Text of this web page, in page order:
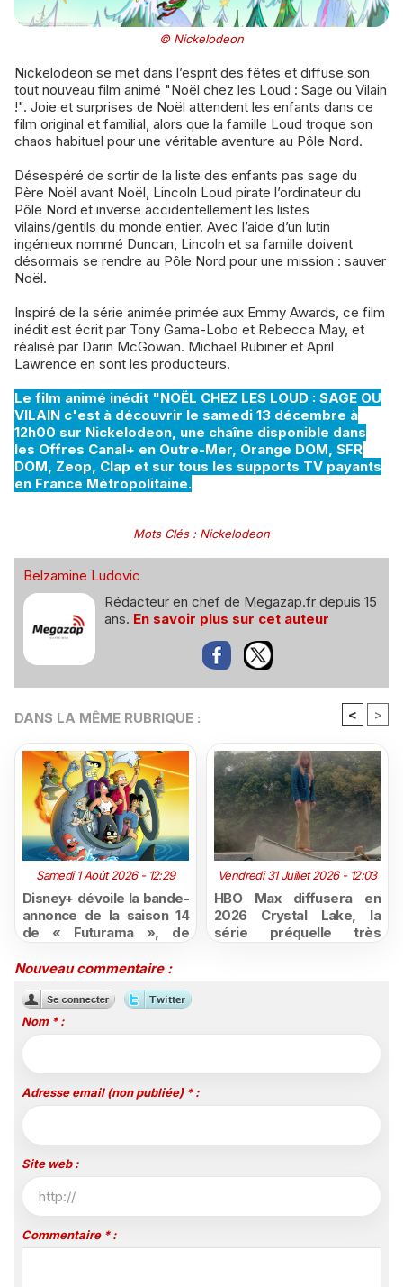
© Nickelodeon
Nickelodeon se met dans l’esprit des fêtes et diffuse son
tout nouveau film animé "Noël chez les Loud : Sage ou Vilain
!". Joie et surprises de Noël attendent les enfants dans ce
film original et familial, alors que la famille Loud troque son
chaos habituel pour une véritable aventure au Pôle Nord.
Désespéré de sortir de la liste des enfants pas sage du
Père Noël avant Noël, Lincoln Loud pirate l’ordinateur du
Pôle Nord et inverse accidentellement les listes
vilains/gentils du monde entier. Avec l’aide d’un lutin
ingénieux nommé Duncan, Lincoln et sa famille doivent
désormais se rendre au Pôle Nord pour une mission : sauver
Noël.
Inspiré de la série animée primée aux Emmy Awards, ce film
inédit est écrit par Tony Gama-Lobo et Rebecca May, et
réalisé par Darin McGowan. Michael Rubiner et April
Lawrence en sont les producteurs.
Le film animé inédit "NOËL CHEZ LES LOUD : SAGE OU
VILAIN c'est à découvrir le samedi 13 décembre à
12h00 sur Nickelodeon, une chaîne disponible dans
les Offres Canal+ en Outre-Mer, Orange DOM, SFR
DOM, Zeop, Clap et sur tous les supports TV payants
en France Métropolitaine.
Mots Clés: Nickelodeon
Belzamine Ludovic
Rédacteur en chef de Megazap.fr depuis 15
ans. En savoir plus sur cet auteur
DANS LA MÊME RUBRIQUE : < >
Samedi 1 Août 2026 - 12:29
Disney+ dévoile la bande-
annonce de la saison 14
de « Futurama », de
Vendredi 31 Juillet 2026 - 12:03
HBO Max diffusera en
2026 Crystal Lake, la
série préquelle très
Nouveau commentaire :
Nom * :
Adresse email (non publiée) * :
Site web :
Commentaire * :